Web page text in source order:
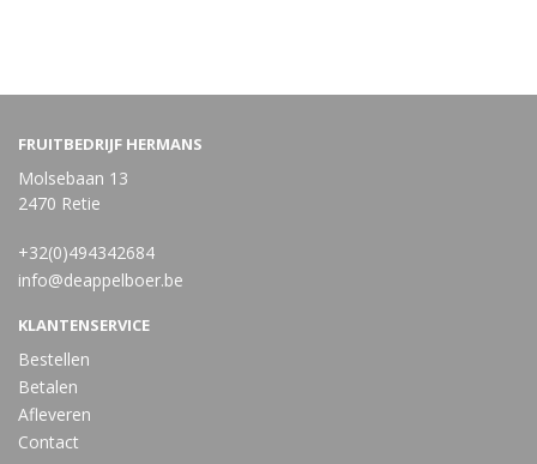
FRUITBEDRIJF HERMANS
Molsebaan 13
2470 Retie
+32(0)494342684
info@deappelboer.be
KLANTENSERVICE
Bestellen
Betalen
Afleveren
Contact